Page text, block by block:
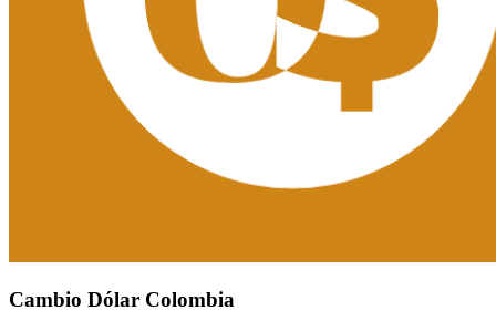
Cambio Dólar Colombia